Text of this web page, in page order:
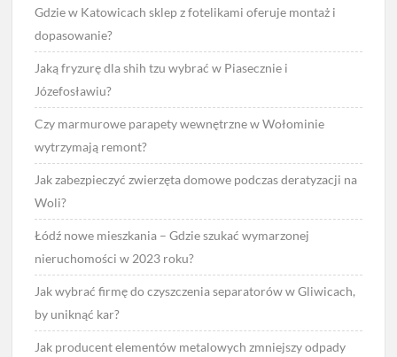
Gdzie w Katowicach sklep z fotelikami oferuje montaż i
dopasowanie?
Jaką fryzurę dla shih tzu wybrać w Piasecznie i
Józefosławiu?
Czy marmurowe parapety wewnętrzne w Wołominie
wytrzymają remont?
Jak zabezpieczyć zwierzęta domowe podczas deratyzacji na
Woli?
Łódź nowe mieszkania – Gdzie szukać wymarzonej
nieruchomości w 2023 roku?
Jak wybrać firmę do czyszczenia separatorów w Gliwicach,
by uniknąć kar?
Jak producent elementów metalowych zmniejszy odpady